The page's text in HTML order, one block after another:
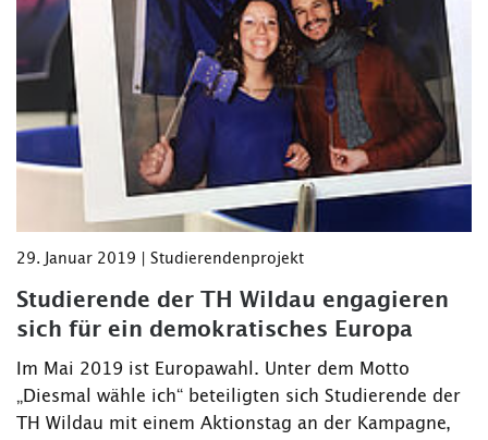
29. Januar 2019 | Studierendenprojekt
Studierende der TH Wildau engagieren
sich für ein demokratisches Europa
Im Mai 2019 ist Europawahl. Unter dem Motto
„Diesmal wähle ich“ beteiligten sich Studierende der
TH Wildau mit einem Aktionstag an der Kampagne,